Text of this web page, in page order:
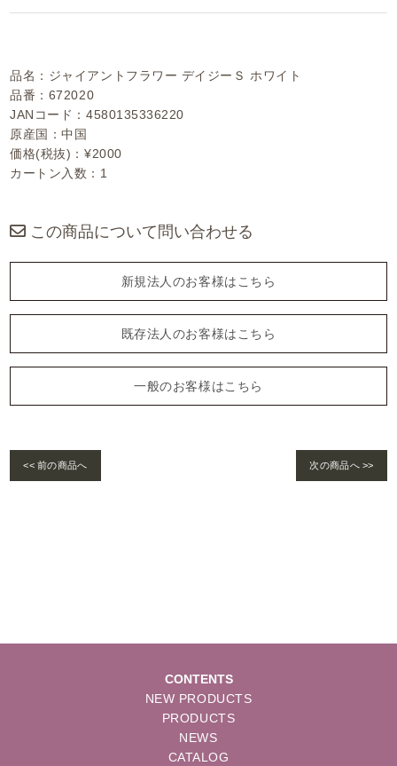
品名：ジャイアントフラワー デイジーＳ ホワイト
品番：672020
JANコード：4580135336220
原産国：中国
価格(税抜)：¥2000
カートン入数：1
この商品について問い合わせる
新規法人のお客様はこちら
既存法人のお客様はこちら
一般のお客様はこちら
<< 前の商品へ 次の商品へ >>
CONTENTS
NEW PRODUCTS
PRODUCTS
NEWS
CATALOG